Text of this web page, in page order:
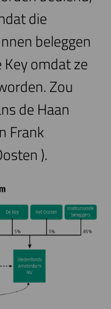
die
beleggen
omdat ze
Zou
de Haan
Frank
).